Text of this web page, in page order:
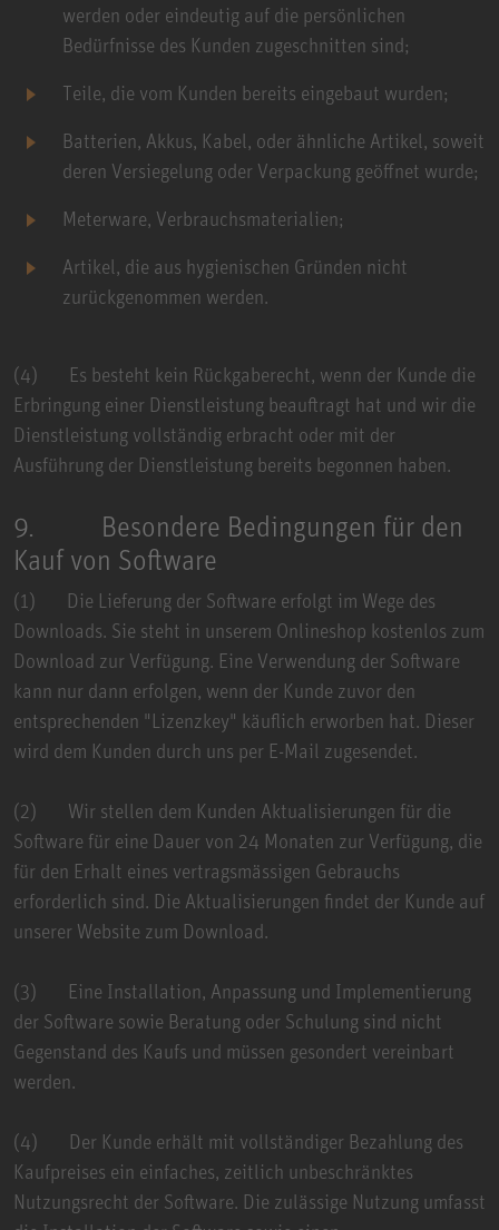
werden oder eindeutig auf die persönlichen
Bedürfnisse des Kunden zugeschnitten sind;
Teile, die vom Kunden bereits eingebaut wurden;
Batterien, Akkus, Kabel, oder ähnliche Artikel, soweit
deren Versiegelung oder Verpackung geöffnet wurde;
Meterware, Verbrauchsmaterialien;
Artikel, die aus hygienischen Gründen nicht
zurückgenommen werden.
(4) Es besteht kein Rückgaberecht, wenn der Kunde die
Erbringung einer Dienstleistung beauftragt hat und wir die
Dienstleistung vollständig erbracht oder mit der
Ausführung der Dienstleistung bereits begonnen haben.
9. Besondere Bedingungen für den
Kauf von Software
(1) Die Lieferung der Software erfolgt im Wege des
Downloads. Sie steht in unserem Onlineshop kostenlos zum
Download zur Verfügung. Eine Verwendung der Software
kann nur dann erfolgen, wenn der Kunde zuvor den
entsprechenden "Lizenzkey" käuflich erworben hat. Dieser
wird dem Kunden durch uns per E-Mail zugesendet.
(2) Wir stellen dem Kunden Aktualisierungen für die
Software für eine Dauer von 24 Monaten zur Verfügung, die
für den Erhalt eines vertragsmässigen Gebrauchs
erforderlich sind. Die Aktualisierungen findet der Kunde auf
unserer Website zum Download.
(3) Eine Installation, Anpassung und Implementierung
der Software sowie Beratung oder Schulung sind nicht
Gegenstand des Kaufs und müssen gesondert vereinbart
werden.
(4) Der Kunde erhält mit vollständiger Bezahlung des
Kaufpreises ein einfaches, zeitlich unbeschränktes
Nutzungsrecht der Software. Die zulässige Nutzung umfasst